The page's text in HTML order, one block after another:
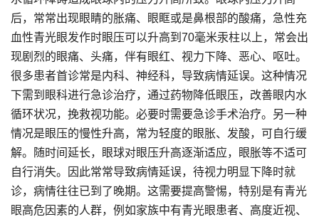
后，常常出现眼睛的胀痛、眼眶或是鼻根部的酸痛，急性充
血性青光眼发作时眼压可以升高到70毫米汞柱以上，常会出
现剧烈的眼痛、头痛，伴有眼红、视力下降、恶心、呕吐。
很多患者首诊常是内科、神经科，导致病情延误。这种情况
下需到眼科进行急诊治疗，通过药物降低眼压，改善眼内水
循环状况，挽救视功能。必要时需要急诊手术治疗。另一种
情况是眼压的慢性升高，常为轻度的眼胀、发酸，可自行缓
解。随时间延长，眼球对眼压升高逐渐适应，眼胀等不适可
自行消失。因此常常导致病情延误，待视力明显下降时就
诊，病情往往已到了晚期。这需要提高警惕，特别是有青光
眼高危因素的人群，例如家族中有青光眼患者、高度近视、